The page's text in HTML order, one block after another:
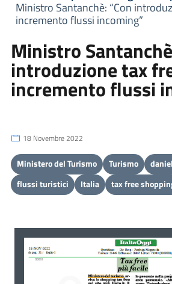
Ministro Santanchè: “Con
incremento flussi incoming”
Ministro
introduzione tax
incremento flussi
18 Novembre 2022
Ministero del Turismo Turismo
flussi turistici
Italia tax free